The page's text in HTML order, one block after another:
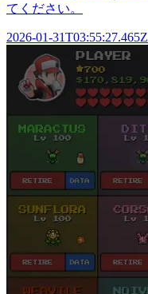
てください。
2026-01-31T03:55:27.465Z